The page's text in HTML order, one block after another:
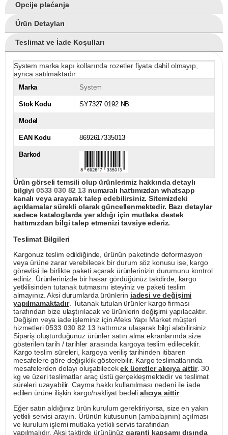
Opcije plaćanja
Ürün Detayları
Teslimat ve İade Koşulları
System marka kapı kollarında rozetler fiyata dahil olmayıp,
ayrıca satılmaktadır.
Marka System
Stok Kodu SY7327 0192 NB
Model
EAN Kodu 8692617335013
Barkod
Ürün görseli temsili olup ürünlerimiz hakkında detaylı
bilgiyi 0533 030 82 13numaralı hattımızdan whatsapp
kanalı veya arayarak talep edebilirsiniz. Sitemizdeki
açıklamalar sürekli olarak güncellenmektedir. Bazı detaylar
sadece kataloglarda yer aldığı için mutlaka destek
hattımızdan bilgi talep etmenizi tavsiye ederiz.
Teslimat Bilgileri
Kargonuz teslim edildiğinde, ürünün paketinde deformasyon
veya ürüne zarar verebilecek bir durum söz konusu ise, kargo
görevlisi ile birlikte paketi açarak ürünlerinizin durumunu kontrol
ediniz. Ürünlerinizde bir hasar gördüğünüz takdirde, kargo
yetkilisinden tutanak tutmasını isteyiniz ve paketi teslim
almayınız. Aksi durumlarda ürünlerin iadesi ve değişimi
yapılmamaktadır. Tutanak tutulan ürünler kargo firması
tarafından bize ulaştırılacak ve ürünlerin değişimi yapılacaktır.
Değişim veya iade işleminiz için Afeks Yapı Market müşteri
hizmetleri0533 030 82 13hattımıza ulaşarak bilgi alabilirsiniz.
Sipariş oluşturduğunuz ürünler satın alma ekranlarında size
gösterilen tarih / tarihler arasında kargoya teslim edilecektir.
Kargo teslim süreleri, kargoya veriliş tarihinden itibaren
mesafelere göre değişiklik gösterebilir. Kargo teslimatlarında
mesafelerden dolayı oluşabilecekek ücretler alıcıya aittir. 30
kg ve üzeri teslimatlar araç üstü gerçekleşmektedir ve teslimat
süreleri uzayabilir. Cayma hakkı kullanılması nedeni ile iade
edilen ürüne ilişkin kargo/nakliyat bedeli alıcıya aittir.
Eğer satın aldığınız ürün kurulum gerektiriyorsa, size en yakın
yetkili servisi arayın. Ürünün kutusunun (ambalajının) açılması
ve kurulum işlemi mutlaka yetkili servis tarafından
yapılmalıdır. Aksi taktirde ürününüz garanti kapsamı dışında